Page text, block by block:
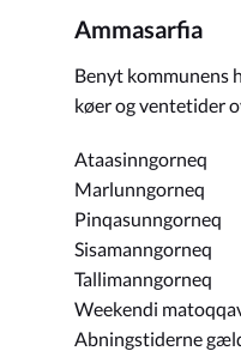
Ammasarfia
Benyt kommunens
køer og ventetider
Ataasinngorneq
Marlunngorneq
Pinqasunngorneq
Sisamanngorneq
Tallimanngorneq
Weekendi
Abningstiderne